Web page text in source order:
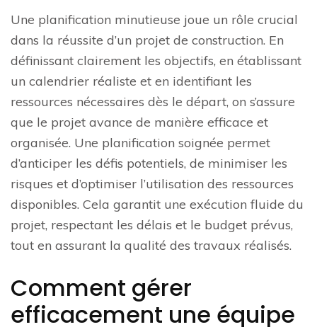
Une planification minutieuse joue un rôle crucial
dans la réussite d’un projet de construction. En
définissant clairement les objectifs, en établissant
un calendrier réaliste et en identifiant les
ressources nécessaires dès le départ, on s’assure
que le projet avance de manière efficace et
organisée. Une planification soignée permet
d’anticiper les défis potentiels, de minimiser les
risques et d’optimiser l’utilisation des ressources
disponibles. Cela garantit une exécution fluide du
projet, respectant les délais et le budget prévus,
tout en assurant la qualité des travaux réalisés.
Comment gérer
efficacement une équipe